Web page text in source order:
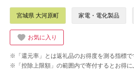
宮城県 大河原町 家電・電化製品
お気に入り
※「還元率」とは返礼品のお得度を測る指標で
※「控除上限額」の範囲内で寄付するとお得に